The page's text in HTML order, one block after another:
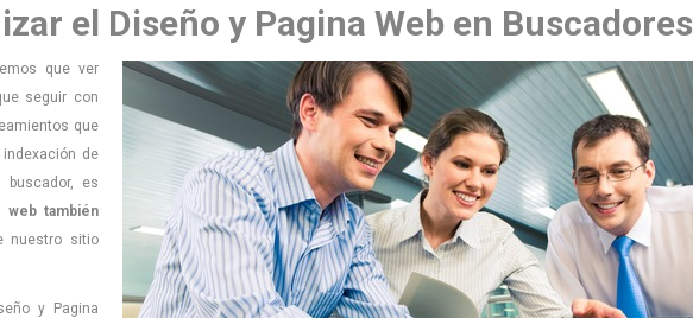
el Diseño y Pagina Web en Buscadores
que ver
seguir con
que
indexación de
es
web también
nuestro sitio
y Pagina